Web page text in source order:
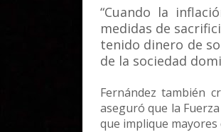
“Cuando la
medidas de
tenido dinero de
de la sociedad
Fernández también
aseguró que la
que implique